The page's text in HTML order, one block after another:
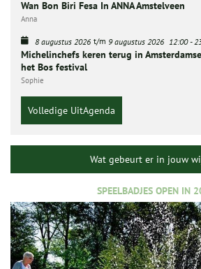
Wan Bon Biri Fesa In ANNA Amstelveen
Anna
8 augustus 2026 t/m 9 augustus 2026 12:00-
Michelinchefs keren terug in
het Bos festival
Sophie
Volledige UitAgenda
Wat gebeurt er in jouw
SPEELBADJES OPEN IN